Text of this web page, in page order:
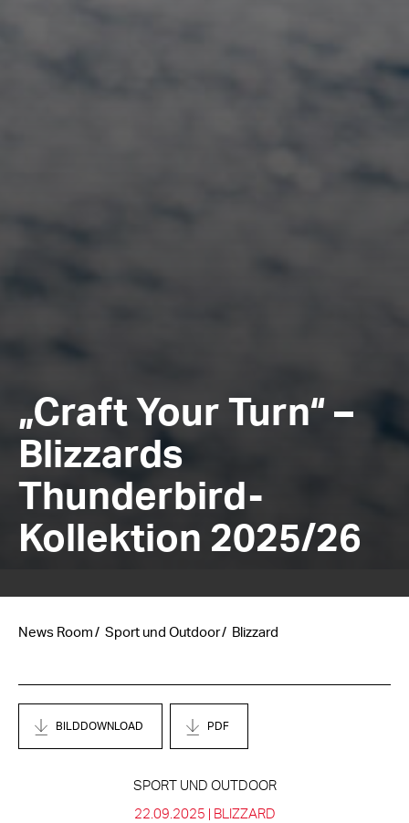
„Craft Your Turn“ –
Blizzards
Thunderbird-
Kollektion 2025/26
News Room Sport und Outdoor Blizzard
BILDDOWNLOAD PDF
SPORT UND OUTDOOR
22.09.2025 | BLIZZARD